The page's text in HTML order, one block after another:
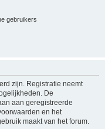
gebruikers
zijn. Registratie neemt
De
aan geregistreerde
en het
maakt van het forum.